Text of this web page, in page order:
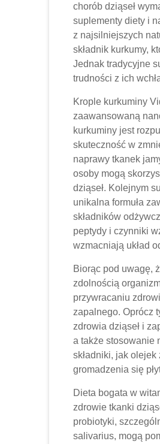
chorób dziąseł
suplementy diety i
z najsilniejszych
składnik kurkumy,
Jednak tradycyjne
trudności z ich
Krople kurkuminy
zaawansowaną
kurkuminy jest
skuteczność w
naprawy tkanek
osoby mogą
dziąseł. Kolejnym
unikalna formuła
składników
peptydy i czynniki
wzmacniają układ
Biorąc pod uwagę,
zdolnością
przywracaniu
zapalnego. Oprócz
zdrowia dziąseł i
a także stosowanie
składniki, jak
gromadzenia się
Dieta bogata w
zdrowie tkanki
probiotyki,
salivarius, mogą